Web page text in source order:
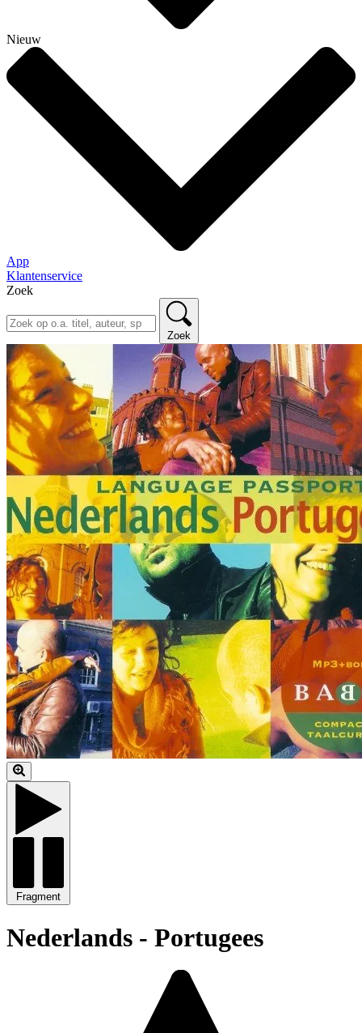
Nieuw
App
Klantenservice
Zoek
Zoek
Fragment
Nederlands - Portugees